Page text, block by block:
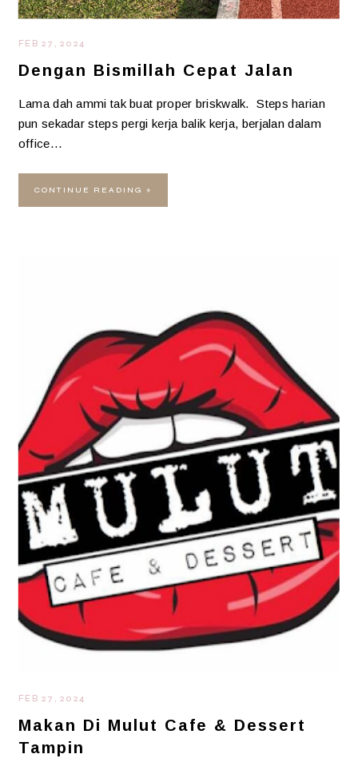
FEB 27, 2024
Dengan Bismillah Cepat Jalan
Lama dah ammi tak buat proper briskwalk. Steps harian
pun sekadar steps pergi kerja balik kerja, berjalan dalam
office…
CONTINUE READING »
FEB 27, 2024
Makan Di Mulut Cafe & Dessert
Tampin